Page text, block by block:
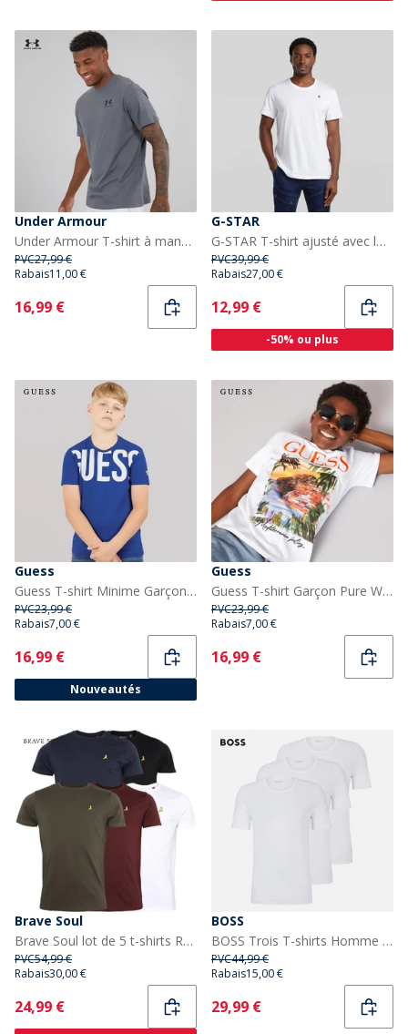
Under Armour
Under Armour T-shirt à manches courtes Sportstyle UA homme, poitrine gauche, Castlerock/Noir
PVC27,99 €
Rabais11,00 €
Current
16,99 €
G-STAR
G-STAR T-shirt ajusté avec logo Homme Blanc
PVC39,99 €
Rabais27,00 €
Current
12,99 €
-50% ou plus
Guess
Guess T-shirt Minime Garçon Florescent Blue
PVC23,99 €
Rabais7,00 €
Current
16,99 €
Nouveautés
Guess
Guess T-shirt Garçon Pure White
PVC23,99 €
Rabais7,00 €
Current
16,99 €
Brave Soul
Brave Soul lot de 5 t-shirts Russel Homme Noir/Blanc/Marine/Kaki/Bordeaux
PVC54,99 €
Rabais30,00 €
Current
24,99 €
BOSS
BOSS Trois T-shirts Homme par lot Blanc
PVC44,99 €
Rabais15,00 €
Current
29,99 €